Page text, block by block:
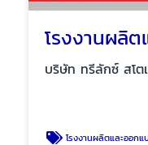
บริษัท ทรีลักซ์ สโต
โรงงานผลิตและออกแบบ Drive